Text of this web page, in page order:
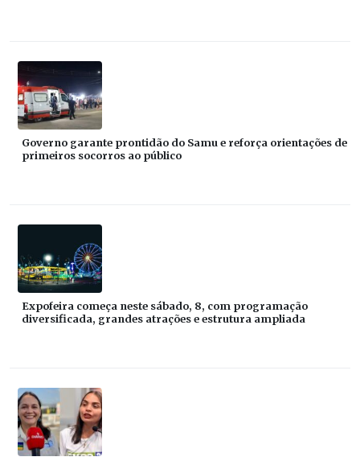
Governo garante prontidão do Samu e reforça orientações de
primeiros socorros ao público
Expofeira começa neste sábado, 8, com programação
diversificada, grandes atrações e estrutura ampliada